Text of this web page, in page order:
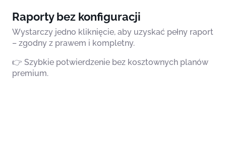
Raporty bez konfiguracji
Wystarczy jedno kliknięcie, aby uzyskać pełny raport
– zgodny z prawem i kompletny.
👉 Szybkie potwierdzenie bez kosztownych planów
premium.